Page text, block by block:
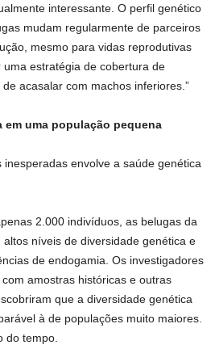
interessante. O perfil genético
mudam regularmente de parceiros
mesmo para vidas reprodutivas
estratégia de cobertura de
acasalar com machos inferiores.”
uma população pequena
envolve a saúde genética
2.000 indivíduos, as belugas da
níveis de diversidade genética e
de endogamia. Os investigadores
amostras históricas e outras
que a diversidade genética
à de populações muito maiores.
do tempo.